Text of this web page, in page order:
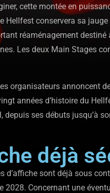
cette montée en
Hellfest conservera sa
réaménagement
Les deux Main Stages
organisateurs annoncent
années d’histoire du
depuis ses débuts jusqu’à
déjà
d’affiche sont déjà sous
Concernant une